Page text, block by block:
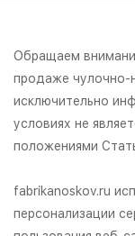
Обращаем
продаже чулочно-
исключительно
условиях не
положениями
fabrikanoskov.ru
персонализации